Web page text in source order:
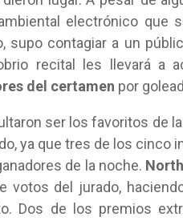
electrónico que
supo contagiar a un
recital les llevará a
del certamen por
ser los favoritos de
ya que tres de los cinco
de la noche.
votos del jurado,
Dos de los premios